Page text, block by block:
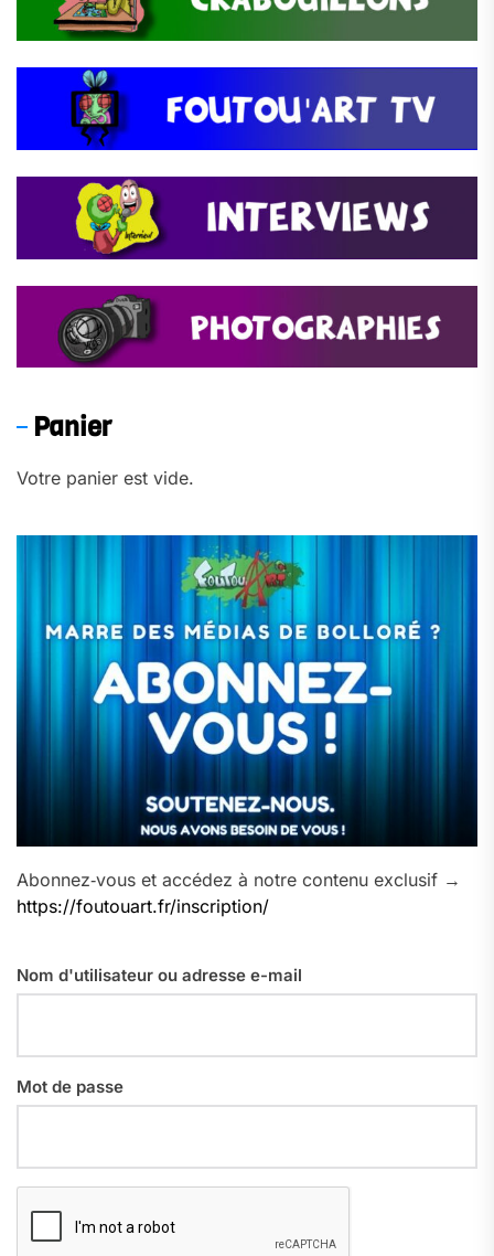
Panier
Votre panier est vide.
Abonnez‑vous et accédez à notre contenu exclusif →
https://foutouart.fr/inscription/
Nom d'utilisateur ou adresse e-mail
Mot de passe